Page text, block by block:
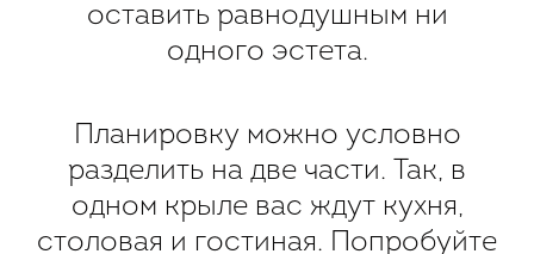
оставить равнодушным ни
одного эстета.
Планировку можно условно
разделить на две части. Так, в
одном крыле вас ждут кухня,
столовая и гостиная. Попробуйте